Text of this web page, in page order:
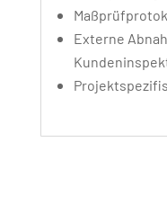
Externe